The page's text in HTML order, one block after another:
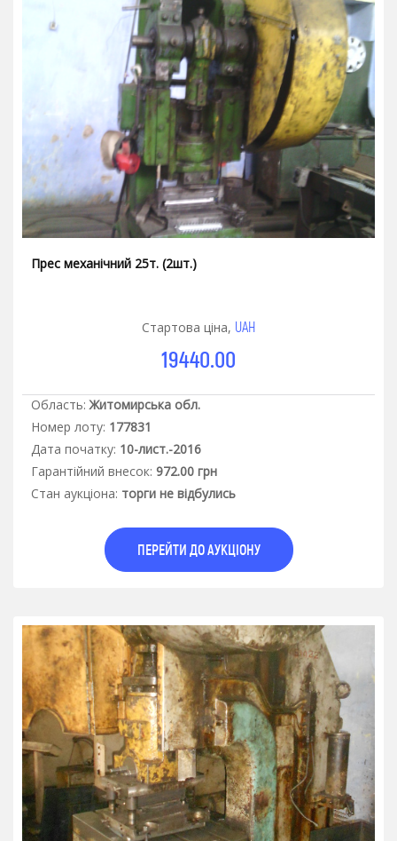
Прес механічний 25т. (2шт.)
Стартова ціна, UAH
19440.00
Область: Житомирська обл.
Номер лоту: 177831
Дата початку: 10-лист.-2016
Гарантiйний внесок: 972.00 грн
Стан аукцiона: торги не відбулись
ПЕРЕЙТИ ДО АУКЦІОНУ